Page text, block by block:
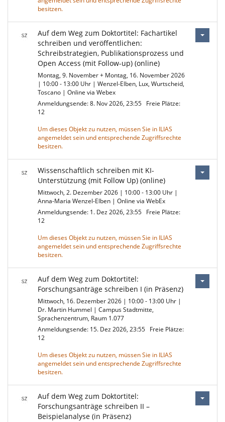
besitzen.
Auf dem Weg zum Doktortitel: Fachartikel
schreiben und veröffentlichen:
Schreibstrategien, Publikationsprozess und
Open Access (mit Follow-up) (online)
Montag, 9. November + Montag, 16. November 2026
| 10:00 - 13:00 Uhr | Wenzel-Elben, Lux, Wurtscheid,
Toscano | Online via Webex
Anmeldungsende: 8. Nov 2026, 23:55 Freie Plätze:
12
Um dieses Objekt zu nutzen, müssen Sie in ILIAS
angemeldet sein und entsprechende Zugriffsrechte
besitzen.
Wissenschaftlich schreiben mit KI-
Unterstützung (mit Follow Up) (online)
Mittwoch, 2. Dezember 2026 | 10:00 - 13:00 Uhr |
Anna-Maria Wenzel-Elben | Online via WebEx
Anmeldungsende: 1. Dez 2026, 23:55 Freie Plätze:
12
Um dieses Objekt zu nutzen, müssen Sie in ILIAS
angemeldet sein und entsprechende Zugriffsrechte
besitzen.
Auf dem Weg zum Doktortitel:
Forschungsanträge schreiben I (in Präsenz)
Mittwoch, 16. Dezember 2026 | 10:00 - 13:00 Uhr |
Dr. Martin Hummel | Campus Stadtmitte,
Sprachenzentrum, Raum 1.077
Anmeldungsende: 15. Dez 2026, 23:55 Freie Plätze:
12
Um dieses Objekt zu nutzen, müssen Sie in ILIAS
angemeldet sein und entsprechende Zugriffsrechte
besitzen.
Auf dem Weg zum Doktortitel:
Forschungsanträge schreiben II –
Beispielanalyse (in Präsenz)